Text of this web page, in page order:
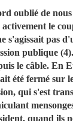
oublié de
le
s'agissait pas
publique
le câble. En
été fermé sur
qui s'est
quand ils